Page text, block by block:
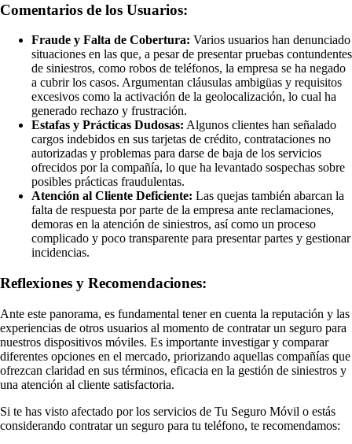
Comentarios de los Usuarios:
Fraude y Falta de Cobertura: Varios usuarios han denunciado
situaciones en las que, a pesar de presentar pruebas contundentes
de siniestros, como robos de teléfonos, la empresa se ha negado
a cubrir los casos. Argumentan cláusulas ambigüas y requisitos
excesivos como la activación de la geolocalización, lo cual ha
generado rechazo y frustración.
Estafas y Prácticas Dudosas: Algunos clientes han señalado
cargos indebidos en sus tarjetas de crédito, contrataciones no
autorizadas y problemas para darse de baja de los servicios
ofrecidos por la compañía, lo que ha levantado sospechas sobre
posibles prácticas fraudulentas.
Atención al Cliente Deficiente: Las quejas también abarcan la
falta de respuesta por parte de la empresa ante reclamaciones,
demoras en la atención de siniestros, así como un proceso
complicado y poco transparente para presentar partes y gestionar
incidencias.
Reflexiones y Recomendaciones:
Ante este panorama, es fundamental tener en cuenta la reputación y las
experiencias de otros usuarios al momento de contratar un seguro para
nuestros dispositivos móviles. Es importante investigar y comparar
diferentes opciones en el mercado, priorizando aquellas compañías que
ofrezcan claridad en sus términos, eficacia en la gestión de siniestros y
una atención al cliente satisfactoria.
Si te has visto afectado por los servicios de Tu Seguro Móvil o estás
considerando contratar un seguro para tu teléfono, te recomendamos: